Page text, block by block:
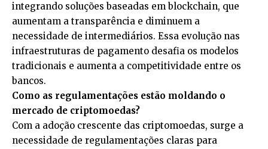
integrando soluções baseadas em blockchain, que
aumentam a transparência e diminuem a
necessidade de intermediários. Essa evolução nas
infraestruturas de pagamento desafia os modelos
tradicionais e aumenta a competitividade entre os
bancos.
Como as regulamentações estão moldando o
mercado de criptomoedas?
Com a adoção crescente das criptomoedas, surge a
necessidade de regulamentações claras para